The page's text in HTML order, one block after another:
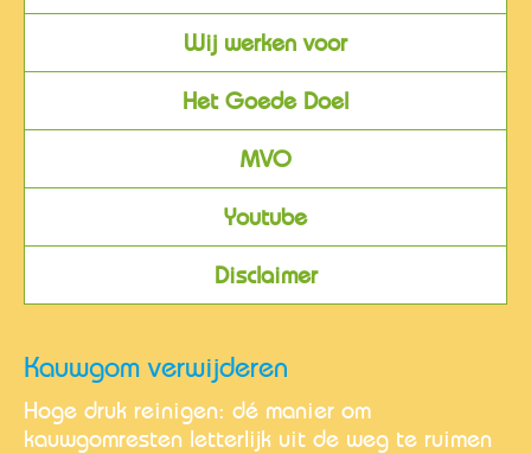
Wij werken voor
Het Goede Doel
MVO
Youtube
Disclaimer
Kauwgom verwijderen
Hoge druk reinigen: dé manier om
kauwgomresten letterlijk uit de weg te ruimen